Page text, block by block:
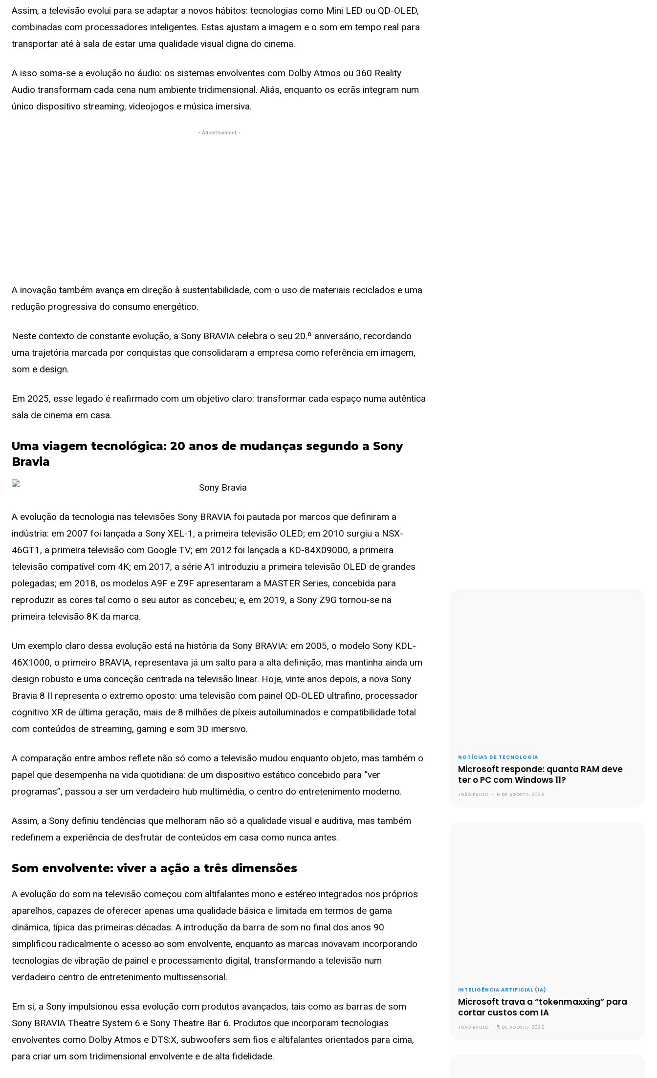
Assim, a televisão evolui para se adaptar a novos hábitos: tecnologias como Mini LED ou QD-OLED,
combinadas com processadores inteligentes. Estas ajustam a imagem e o som em tempo real para
transportar até à sala de estar uma qualidade visual digna do cinema.
A isso soma-se a evolução no áudio: os sistemas envolventes com Dolby Atmos ou 360 Reality
Audio transformam cada cena num ambiente tridimensional. Aliás, enquanto os ecrãs integram num
único dispositivo streaming, videojogos e música imersiva.
- Advertisement -
A inovação também avança em direção à sustentabilidade, com o uso de materiais reciclados e uma
redução progressiva do consumo energético.
Neste contexto de constante evolução, a Sony BRAVIA celebra o seu 20.º aniversário, recordando
uma trajetória marcada por conquistas que consolidaram a empresa como referência em imagem,
som e design.
Em 2025, esse legado é reafirmado com um objetivo claro: transformar cada espaço numa autêntica
sala de cinema em casa.
Uma viagem tecnológica: 20 anos de mudanças segundo a Sony
Bravia
A evolução da tecnologia nas televisões Sony BRAVIA foi pautada por marcos que definiram a
indústria: em 2007 foi lançada a Sony XEL-1, a primeira televisão OLED; em 2010 surgiu a NSX-
46GT1, a primeira televisão com Google TV; em 2012 foi lançada a KD-84X09000, a primeira
televisão compatível com 4K; em 2017, a série A1 introduziu a primeira televisão OLED de grandes
polegadas; em 2018, os modelos A9F e Z9F apresentaram a MASTER Series, concebida para
reproduzir as cores tal como o seu autor as concebeu; e, em 2019, a Sony Z9G tornou-se na
primeira televisão 8K da marca.
Um exemplo claro dessa evolução está na história da Sony BRAVIA: em 2005, o modelo Sony KDL-
46X1000, o primeiro BRAVIA, representava já um salto para a alta definição, mas mantinha ainda um
design robusto e uma conceção centrada na televisão linear. Hoje, vinte anos depois, a nova Sony
Bravia 8 II representa o extremo oposto: uma televisão com painel QD-OLED ultrafino, processador
cognitivo XR de última geração, mais de 8 milhões de píxeis autoiluminados e compatibilidade total
com conteúdos de streaming, gaming e som 3D imersivo.
A comparação entre ambos reflete não só como a televisão mudou enquanto objeto, mas também o
papel que desempenha na vida quotidiana: de um dispositivo estático concebido para “ver
programas”, passou a ser um verdadeiro hub multimédia, o centro do entretenimento moderno.
Assim, a Sony definiu tendências que melhoram não só a qualidade visual e auditiva, mas também
redefinem a experiência de desfrutar de conteúdos em casa como nunca antes.
Som envolvente: viver a ação a três dimensões
A evolução do som na televisão começou com altifalantes mono e estéreo integrados nos próprios
aparelhos, capazes de oferecer apenas uma qualidade básica e limitada em termos de gama
dinâmica, típica das primeiras décadas. A introdução da barra de som no final dos anos 90
simplificou radicalmente o acesso ao som envolvente, enquanto as marcas inovavam incorporando
tecnologias de vibração de painel e processamento digital, transformando a televisão num
verdadeiro centro de entretenimento multissensorial.
Em si, a Sony impulsionou essa evolução com produtos avançados, tais como as barras de som
Sony BRAVIA Theatre System 6 e Sony Theatre Bar 6. Produtos que incorporam tecnologias
envolventes como Dolby Atmos e DTS:X, subwoofers sem fios e altifalantes orientados para cima,
para criar um som tridimensional envolvente e de alta fidelidade.
NOTÍCIAS DE TECNOLOGIA
Microsoft responde: quanta RAM deve
ter o PC com Windows 11?
JOÃO PAULO - 6 DE AGOSTO, 2026
INTELIGÊNCIA ARTIFICIAL (IA)
Microsoft trava a “tokenmaxxing” para
cortar custos com IA
JOÃO PAULO - 5 DE AGOSTO, 2026